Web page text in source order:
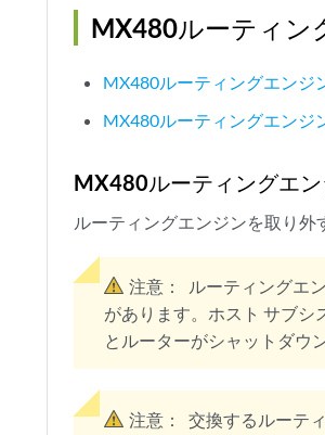
11.3 V bias POE 1
MX480ルーティン
MX480ルーティングエンジ
MX480ルーティングエンジ
MX480ルーティングエ
ルーティングエンジンを取り外
注意：
ルーティングエ
があります。ホスト サブシ
とルーターがシャットダウ
注意：
交換するルーテ